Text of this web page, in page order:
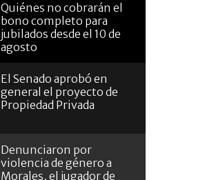
Quiénes no cobrarán el
bono completo para
jubilados desde el 10 de
agosto
El Senado aprobó en
general el proyecto de
Propiedad Privada
Denunciaron por
violencia de género a
Morales, el jugador de